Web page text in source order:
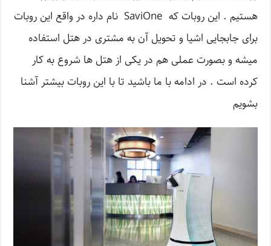
هستیم . این روبات که SaviOne نام داره در واقع این روبات
برای جابجایی اشیا و تحویل آن به مشتری در هتل استفاده
میشه و بصورت عملی هم در یکی از هتل ها شروع به کار
کرده است . در ادامه با ما باشید تا با این روبات بیشتر آشنا
بشویم